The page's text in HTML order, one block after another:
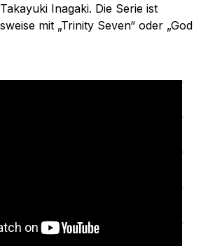
Inagaki. Die Serie ist
mit „Trinity Seven“ oder „God